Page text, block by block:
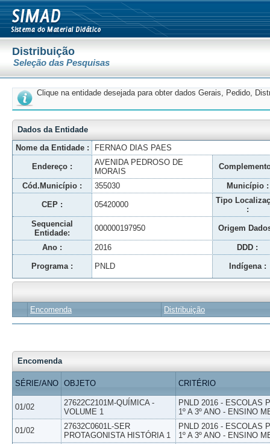
Distribuição
Seleção das Pesquisas
Clique na entidade desejada para obter dados Gerais, Pedido,
Dados da Entidade
Nome da Entidade :
FERNAO DIAS PAES
Endereço :
AVENIDA PEDROSO DE
MORAIS
Cód.Município : 355030 Município :
CEP : 05420000
Tipo
:
Sequencial
Entidade:
000000197950 Origem
Ano : 2016 DDD :
Programa : PNLD Indígena :
Encomenda Distribuição
Encomenda
SÉRIE/ANO OBJETO CRITÉRIO
01/02
27622C2101M-QUÍMICA -
VOLUME 1
PNLD 2016 - ESCOLAS
1º A 3º ANO - ENSINO
01/02
27632C0601L-SER
PROTAGONISTA HISTÓRIA 1
PNLD 2016 - ESCOLAS
1º A 3º ANO - ENSINO